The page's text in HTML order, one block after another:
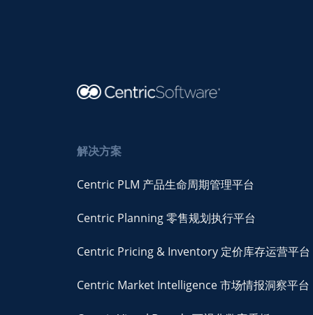
解决方案
Centric PLM 产品生命周期管理平台
Centric Planning 零售规划执行平台
Centric Pricing & Inventory 定价库存运营平台
Centric Market Intelligence 市场情报洞察平台